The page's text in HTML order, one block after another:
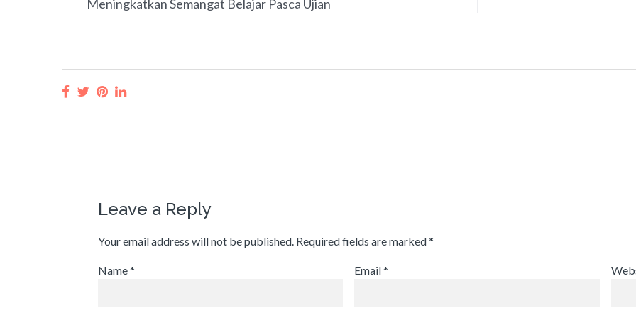
Meningkatkan Semangat Belajar Pasca Ujian
Leave a Reply
Your email address will not be published. Required fields are marked*
Name* Email*